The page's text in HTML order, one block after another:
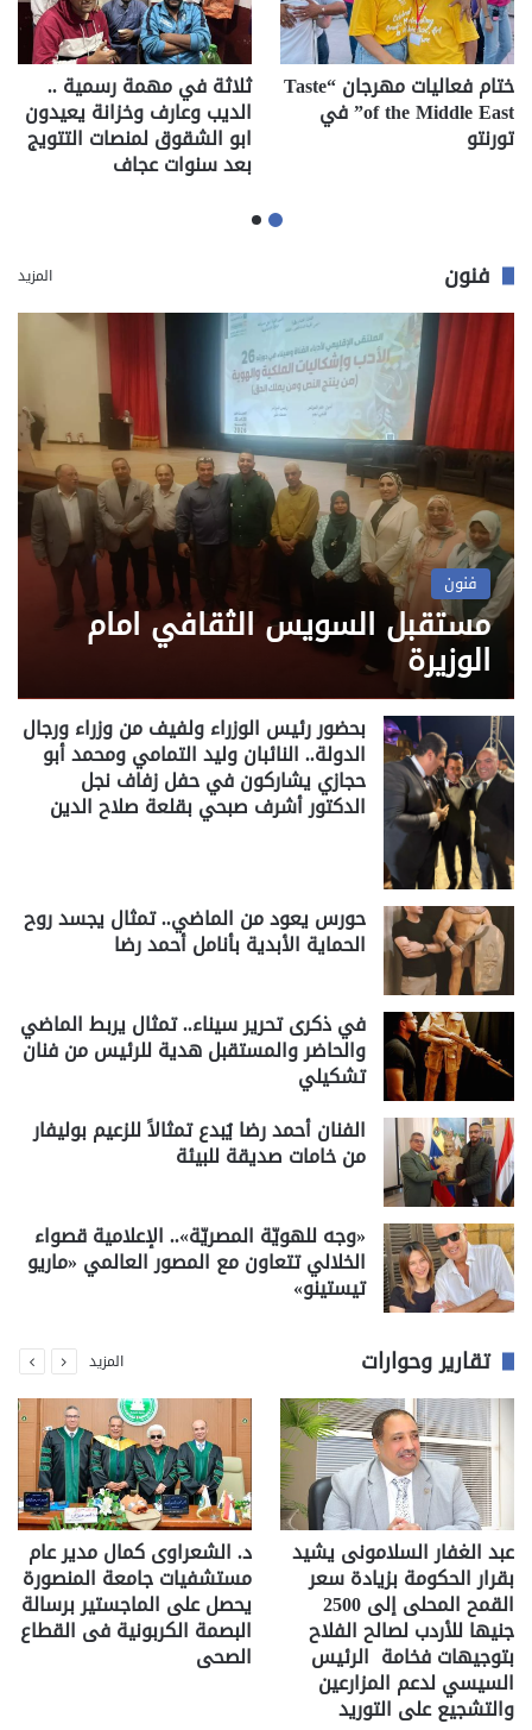
ختام فعاليات مهرجان “Taste
of the Middle East” في
تورنتو
ثلاثة في مهمة رسمية ..
الديب وعارف وخزانة يعيدون
ابو الشقوق لمنصات التتويج
بعد سنوات عجاف
فنون المزيد
فنون
مستقبل السويس الثقافي امام
الوزيرة
بحضور رئيس الوزراء ولفيف من وزراء ورجال
الدولة.. النائبان وليد التمامي ومحمد أبو
حجازي يشاركون في حفل زفاف نجل
الدكتور أشرف صبحي بقلعة صلاح الدين
حورس يعود من الماضي.. تمثال يجسد روح
الحماية الأبدية بأنامل أحمد رضا
في ذكرى تحرير سيناء.. تمثال يربط الماضي
والحاضر والمستقبل هدية للرئيس من فنان
تشكيلي
الفنان أحمد رضا يُبدع تمثالاً للزعيم بوليفار
من خامات صديقة للبيئة
«وجه للهويّة المصريّة».. الإعلامية قصواء
الخلالي تتعاون مع المصور العالمي «ماريو
تيستينو»
تقارير وحوارات المزيد
عبد الغفار السلامونى يشيد
بقرار الحكومة بزيادة سعر
القمح المحلى إلى 2500
جنيها للأردب لصالح الفلاح
بتوجيهات فخامة الرئيس
السيسي لدعم المزارعين
والتشجيع على التوريد
د. الشعراوى كمال مدير عام
مستشفيات جامعة المنصورة
يحصل على الماجستير برسالة
البصمة الكربونية فى القطاع
الصحى